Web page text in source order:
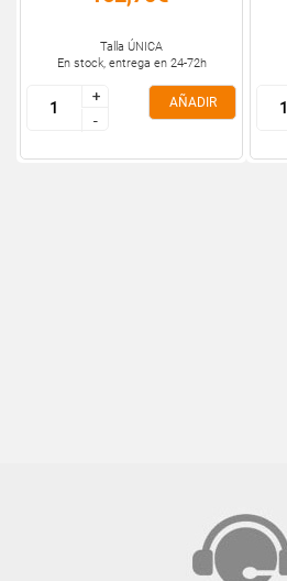
Talla ÚNICA
En stock, entrega en 24-72h
+
-
+
-
AÑADIR